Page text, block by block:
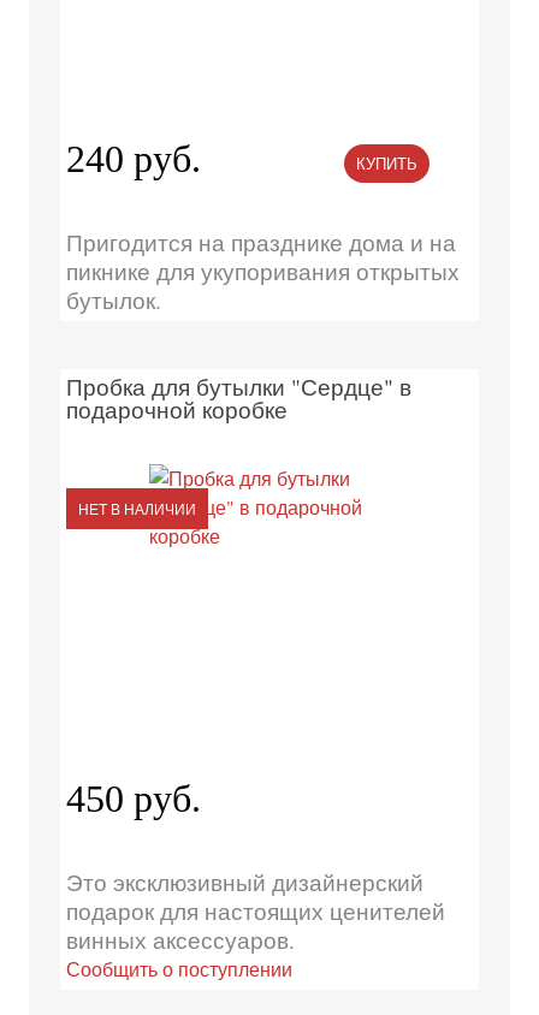
240 руб. КУПИТЬ
Пригодится на празднике дома и на
пикнике для укупоривания открытых
бутылок.
Пробка для бутылки "Сердце" в
подарочной коробке
НЕТ В НАЛИЧИИ
450 руб.
Это эксклюзивный дизайнерский
подарок для настоящих ценителей
винных аксессуаров.
Сообщить о поступлении